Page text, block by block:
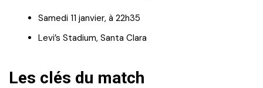
Samedi 11 janvier, à 22h35
Levi’s Stadium, Santa Clara
Les clés du match